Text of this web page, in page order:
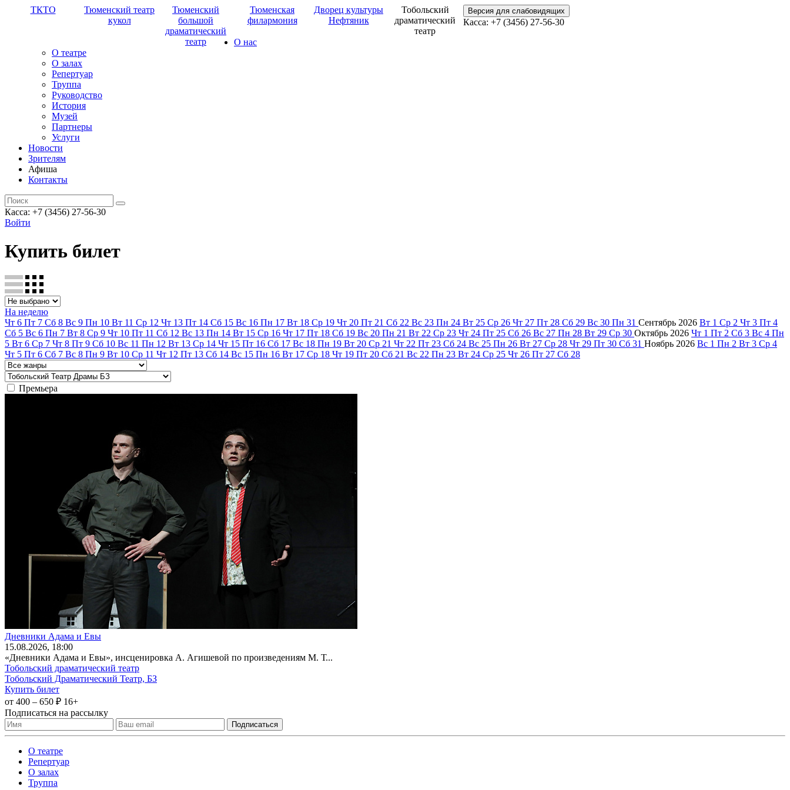
ТКТО
Тюменский театр
кукол
Тюменский
большой
драматический
театр
Тюменская
филармония
Дворец культуры
Нефтяник
Тобольский
драматический
театр
Версия для слабовидящих
Касса: +7 (3456) 27-56-30
О нас
О театре
О залах
Репертуар
Труппа
Руководство
История
Музей
Партнеры
Услуги
Новости
Зрителям
Афиша
Контакты
Касса: +7 (3456) 27-56-30
Войти
Купить билет
На неделю
Чт 6 Пт 7 Сб 8 Вс 9 Пн 10 Вт 11 Ср 12 Чт 13 Пт 14 Сб 15 Вс 16 Пн 17 Вт 18 Ср 19 Чт 20 Пт 21 Сб 22 Вс 23 Пн 24 Вт 25 Ср 26 Чт 27 Пт 28 Сб 29 Вс 30 Пн 31 Сентябрь 2026 Вт 1 Ср 2 Чт 3 Пт 4
Сб 5 Вс 6 Пн 7 Вт 8 Ср 9 Чт 10 Пт 11 Сб 12 Вс 13 Пн 14 Вт 15 Ср 16 Чт 17 Пт 18 Сб 19 Вс 20 Пн 21 Вт 22 Ср 23 Чт 24 Пт 25 Сб 26 Вс 27 Пн 28 Вт 29 Ср 30 Октябрь 2026 Чт 1 Пт 2 Сб 3 Вс 4 Пн
5 Вт 6 Ср 7 Чт 8 Пт 9 Сб 10 Вс 11 Пн 12 Вт 13 Ср 14 Чт 15 Пт 16 Сб 17 Вс 18 Пн 19 Вт 20 Ср 21 Чт 22 Пт 23 Сб 24 Вс 25 Пн 26 Вт 27 Ср 28 Чт 29 Пт 30 Сб 31 Ноябрь 2026 Вс 1 Пн 2 Вт 3 Ср 4
Чт 5 Пт 6 Сб 7 Вс 8 Пн 9 Вт 10 Ср 11 Чт 12 Пт 13 Сб 14 Вс 15 Пн 16 Вт 17 Ср 18 Чт 19 Пт 20 Сб 21 Вс 22 Пн 23 Вт 24 Ср 25 Чт 26 Пт 27 Сб 28
Премьера
Дневники Адама и Евы
15.08.2026, 18:00
«Дневники Адама и Евы», инсценировка А. Агишевой по произведениям М. Т...
Тобольский драматический театр
Тобольский Драматический Театр, БЗ
Купить билет
от 400 – 650 ₽ 16+
Подписаться на рассылку
О театре
Репертуар
О залах
Труппа